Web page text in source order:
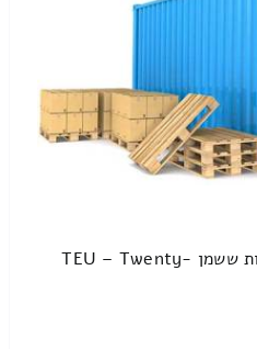
נפח של מכולה נמדד ביחידות ששמן TEU – Twenty-